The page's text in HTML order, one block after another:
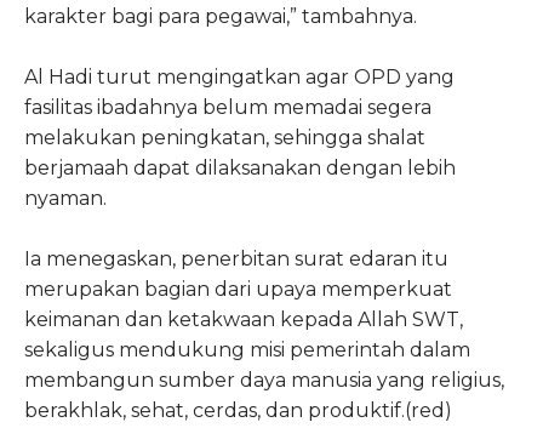
karakter bagi para pegawai,” tambahnya.
Al Hadi turut mengingatkan agar OPD yang
fasilitas ibadahnya belum memadai segera
melakukan peningkatan, sehingga shalat
berjamaah dapat dilaksanakan dengan lebih
nyaman.
Ia menegaskan, penerbitan surat edaran itu
merupakan bagian dari upaya memperkuat
keimanan dan ketakwaan kepada Allah SWT,
sekaligus mendukung misi pemerintah dalam
membangun sumber daya manusia yang religius,
berakhlak, sehat, cerdas, dan produktif.(red)